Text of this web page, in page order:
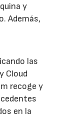
y
Además,
las
Cloud
recoge y
en la